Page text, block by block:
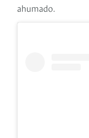
ahumado.